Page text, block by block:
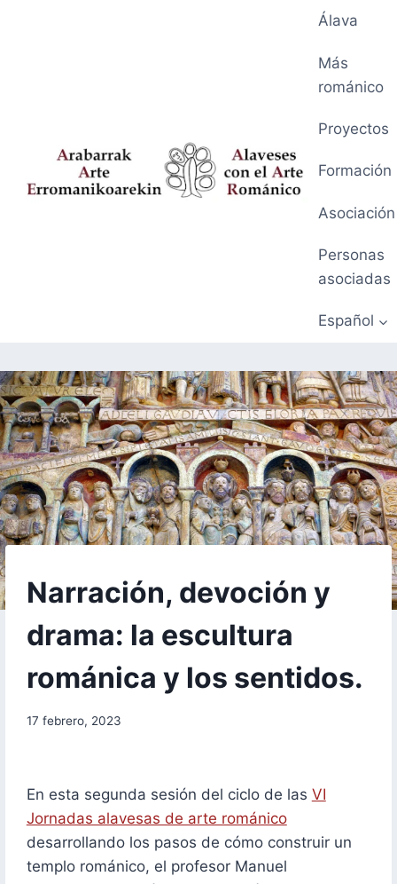
Álava
Más
románico
Proyectos
Formación
Asociación
Personas
asociadas
Español
FORMACIÓN
Narración, devoción y
drama: la escultura
románica y los sentidos.
Por
17 febrero, 2023
En esta segunda sesión del ciclo de las VI
Jornadas alavesas de arte románico
desarrollando los pasos de cómo construir un
templo románico, el profesor Manuel